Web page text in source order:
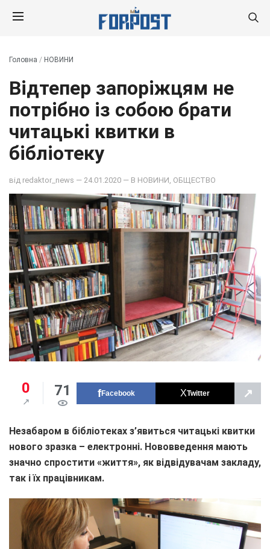
Головна / НОВИНИ
Відтепер запоріжцям не
потрібно із собою брати
читацькі квитки в
бібліотеку
від redaktor_news — 24.01.2020 — В НОВИНИ ОБЩЕСТВО
0 71 Facebook Twitter ↗
Незабаром в бібліотеках з’явиться читацькі квитки
нового зразка – електронні. Нововведення мають
значно спростити «життя», як відвідувачам закладу,
так і їх працівникам.